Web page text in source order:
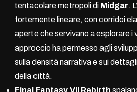
tentacolare metropoli di Midgar.
fortemente lineare, con corridoi
aperte che servivano a esplorare i
approccio ha permesso agli
sulla densità narrativa e sui
della città.
Final Fantasy VII Rebirth